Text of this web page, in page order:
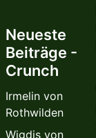
Neueste
Beiträge -
Crunch
Irmelin von
Rothwilden
Wigdis von